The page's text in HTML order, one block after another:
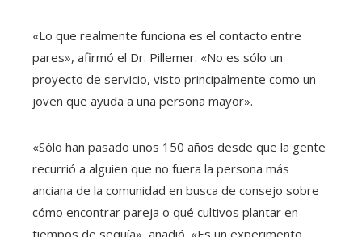
«Lo que realmente funciona es el contacto entre
pares», afirmó el Dr. Pillemer. «No es sólo un
proyecto de servicio, visto principalmente como un
joven que ayuda a una persona mayor».
«Sólo han pasado unos 150 años desde que la gente
recurrió a alguien que no fuera la persona más
anciana de la comunidad en busca de consejo sobre
cómo encontrar pareja o qué cultivos plantar en
tiempos de sequía», añadió. «Es un experimento